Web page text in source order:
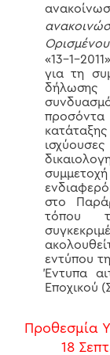
«13-1-
για τη
δήλωσης
προσόντα
στο
τόπου
εντύπου
Έντυπα
Εποχικού
Προθεσμία
18